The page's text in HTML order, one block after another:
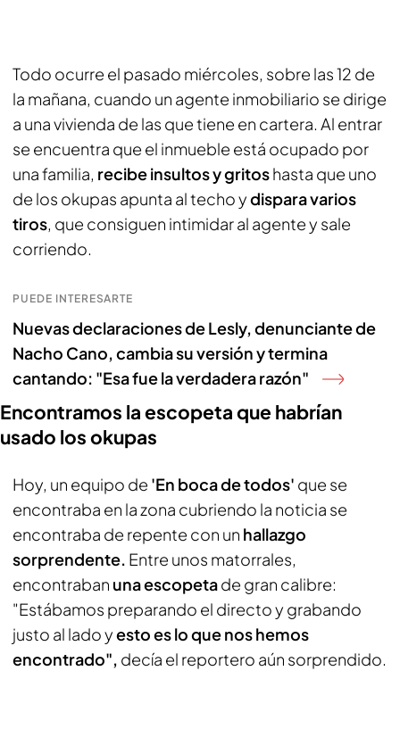
Todo ocurre el pasado miércoles, sobre las 12 de
la mañana, cuando un agente inmobiliario se dirige
a una vivienda de las que tiene en cartera. Al entrar
se encuentra que el inmueble está ocupado por
una familia, recibe insultos y gritoshasta que uno
de los okupas apunta al techo ydispara varios
tiros, que consiguen intimidar al agente y sale
corriendo.
PUEDE INTERESARTE
Nuevas declaraciones de Lesly, denunciante de
Nacho Cano, cambia su versión y termina
cantando: "Esa fue la verdadera razón"
Encontramos la escopeta que habrían
usado los okupas
Hoy, un equipo de 'En boca de todos' que se
encontraba en la zona cubriendo la noticia se
encontraba de repente con un hallazgo
sorprendente. Entre unos matorrales,
encontraban una escopetade gran calibre:
"Estábamos preparando el directo y grabando
justo al lado yesto es lo que nos hemos
encontrado", decía el reportero aún sorprendido.